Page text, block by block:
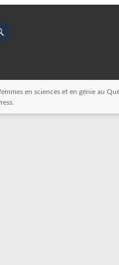
en sciences et en génie au